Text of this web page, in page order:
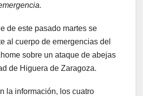
de este pasado martes se
al cuerpo de emergencias del
sobre un ataque de abejas
de Higuera de Zaragoza.
la información, los cuatro